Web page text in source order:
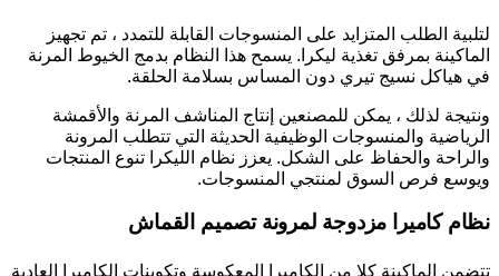
لتلبية الطلب المتزايد على المنسوجات القابلة للتمدد ، تم تجهيز
الماكينة بمرفق تغذية ليكرا. يسمح هذا النظام بدمج الخيوط المرنة
في هياكل نسيج تيري دون المساس بسلامة الحلقة.
ونتيجة لذلك ، يمكن للمصنعين إنتاج المناشف المرنة والأقمشة
الرياضية والمنسوجات الوظيفية الحديثة التي تتطلب المرونة
والراحة والحفاظ على الشكل. يعزز نظام الليكرا تنوع المنتجات
ويوسع فرص السوق لمنتجي المنسوجات.
نظام كاميرا مزدوجة لمرونة تصميم القماش
تتضمن الماكينة كلا من الكاميرا المعكوسة وتكوينات الكاميرا العادية